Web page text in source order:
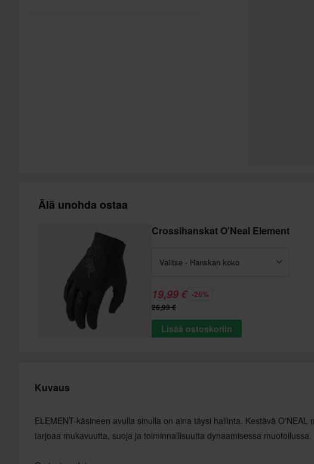
Älä unohda ostaa
Crossihanskat O'Neal Element
Valitse - Hanskan koko
19,99 € -26%
26,99 €
Lisää ostoskoriin
Kuvaus
ELEMENT-käsineen avulla sinulla on aina täysi hallinta. Kestävä O'NEAL
tarjoaa mukavuutta, suoja ja toiminnallisuutta dynaamisessa muotoilussa.